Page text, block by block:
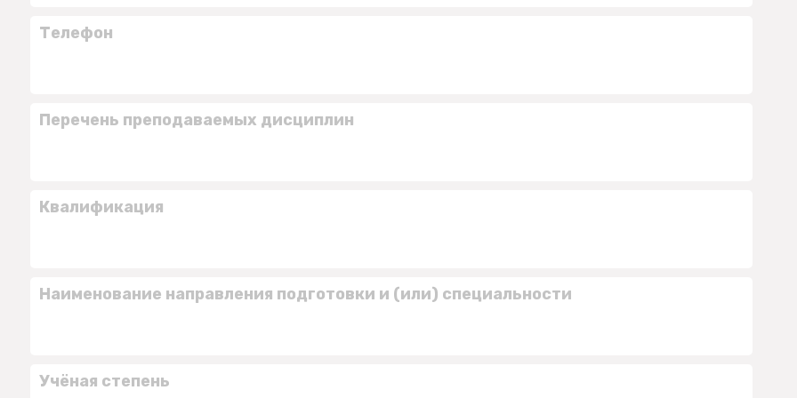
Телефон
Перечень преподаваемых дисциплин
Квалификация
Наименование направления подготовки и (или) специальности
Учёная степень